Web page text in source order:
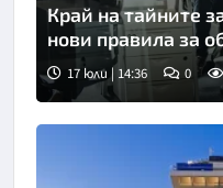
Край на тайните
нови правила за
17 юли | 14:36 0